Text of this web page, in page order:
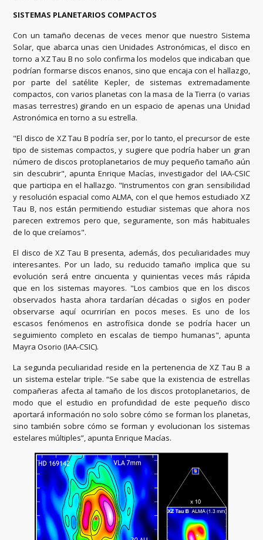
SISTEMAS PLANETARIOS COMPACTOS
Con un tamaño decenas de veces menor que nuestro Sistema
Solar, que abarca unas cien Unidades Astronómicas, el disco en
torno a XZ Tau B no solo confirma los modelos que indicaban que
podrían formarse discos enanos, sino que encaja con el hallazgo,
por parte del satélite Kepler, de sistemas extremadamente
compactos, con varios planetas con la masa de la Tierra (o varias
masas terrestres) girando en un espacio de apenas una Unidad
Astronómica en torno a su estrella.
"El disco de XZ Tau B podría ser, por lo tanto, el precursor de este
tipo de sistemas compactos, y sugiere que podría haber un gran
número de discos protoplanetarios de muy pequeño tamaño aún
sin descubrir", apunta Enrique Macías, investigador del IAA-CSIC
que participa en el hallazgo. "Instrumentos con gran sensibilidad
y resolución espacial como ALMA, con el que hemos estudiado XZ
Tau B, nos están permitiendo estudiar sistemas que ahora nos
parecen extremos pero que, seguramente, son más habituales
de lo que creíamos".
El disco de XZ Tau B presenta, además, dos peculiaridades muy
interesantes. Por un lado, su reducido tamaño implica que su
evolución será entre cincuenta y quinientas veces más rápida
que en los sistemas mayores. "Los cambios que en los discos
observados hasta ahora tardarían décadas o siglos en poder
observarse aquí ocurrirían en pocos meses. Es uno de los
escasos fenómenos en astrofísica donde se podría hacer un
seguimiento completo en escalas de tiempo humanas", apunta
Mayra Osorio (IAA-CSIC).
La segunda peculiaridad reside en la pertenencia de XZ Tau B a
un sistema estelar triple. “Se sabe que la existencia de estrellas
compañeras afecta al tamaño de los discos protoplanetarios, de
modo que el estudio en profundidad de este pequeño disco
aportará información no solo sobre cómo se forman los planetas,
sino también sobre cómo se forman y evolucionan los sistemas
estelares múltiples”, apunta Enrique Macías.